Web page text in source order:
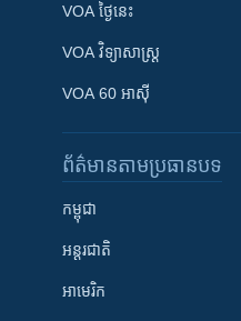
VOA ថ្ងៃនេះ
VOA ​វិទ្យាសាស្ត្រ
VOA 60 អាស៊ី
ព័ត៌មាន​តាមប្រធានបទ​
កម្ពុជា
អន្តរជាតិ
អាមេរិក